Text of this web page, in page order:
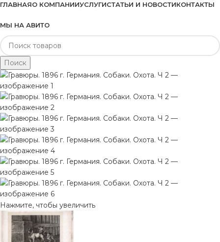
ГЛАВНАЯО КОМПАНИИУСЛУГИСТАТЬИ И НОВОСТИКОНТАКТЫ
МЫ НА АВИТО
Поиск
Нажмите, чтобы увеличить